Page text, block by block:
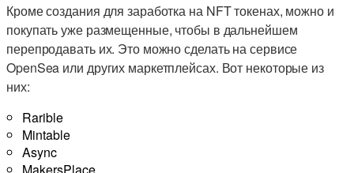
Кроме создания для заработка на NFT токенах, можно и
покупать уже размещенные, чтобы в дальнейшем
перепродавать их. Это можно сделать на сервисе
OpenSea или других маркетплейсах. Вот некоторые из
них:
Rarible
Mintable
Async
MakersPlace